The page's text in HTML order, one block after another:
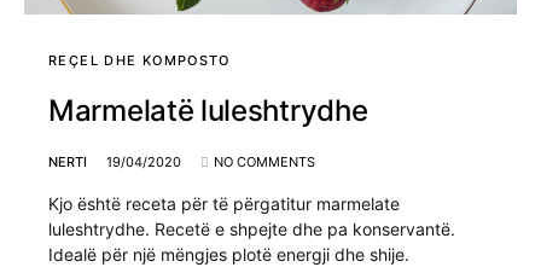
REÇEL DHE KOMPOSTO
Marmelatë luleshtrydhe
NERTI 19/04/2020 NO COMMENTS
Kjo është receta për të përgatitur marmelate
luleshtrydhe. Recetë e shpejte dhe pa konservantë.
Idealë për një mëngjes plotë energji dhe shije.